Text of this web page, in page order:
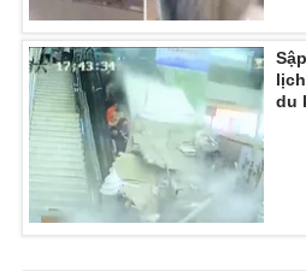
® Cấm sao chép dưới mọi hình thức
thuận bằng văn bản. Ghi rõ nguồn
thông tin từ website này.
du